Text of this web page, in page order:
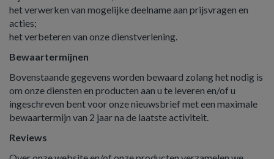
het verwerken van mogelijke deelname aan prijsvragen en
acties;
het verbeteren van onze dienstverlening.
Bewaartermijnen
Bovenstaande gegevens worden bewaard zolang het nodig is
om onze diensten en producten aan u te leveren en/of u
ingeschreven bent voor onze nieuwsbrief met een maximale
bewaartermijn van 2 jaar na de laatste activiteit.
Reviews